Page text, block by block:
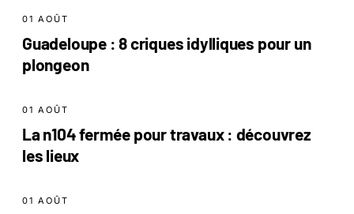
01 AOÛT
Guadeloupe : 8 criques idylliques pour un
plongeon
01 AOÛT
La n104 fermée pour travaux : découvrez
les lieux
01 AOÛT